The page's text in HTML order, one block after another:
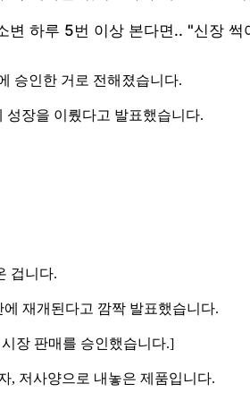
승인한 거로 전해졌습니다.
장을 이뤘다고 발표했습니다.
겁니다.
재개된다고 깜짝 발표했습니다.
장 판매를 승인했습니다.]
, 저사양으로 내놓은 제품입니다.